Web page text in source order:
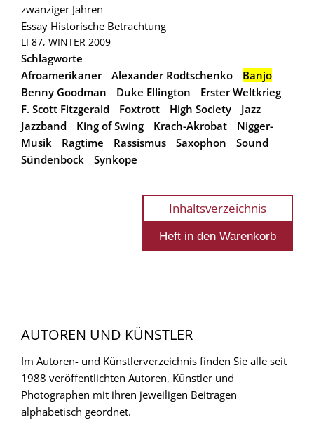
zwanziger Jahren
Essay Historische Betrachtung
LI 87, WINTER 2009
Schlagworte
Afroamerikaner
Alexander Rodtschenko
Banjo
Benny Goodman
Duke Ellington
Erster Weltkrieg
F. Scott Fitzgerald
Foxtrott High Society
Jazz
Jazzband
King of Swing Krach-Akrobat
Nigger-
Musik
Ragtime Rassismus Saxophon
Sound
Sündenbock
Synkope
Inhaltsverzeichnis
AUTOREN UND KÜNSTLER
Im Autoren- und Künstlerverzeichnis finden Sie alle seit
1988 veröffentlichten Autoren, Künstler und
Photographen mit ihren jeweiligen Beitragen
alphabetisch geordnet.